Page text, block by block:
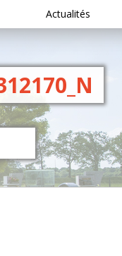
Actualités